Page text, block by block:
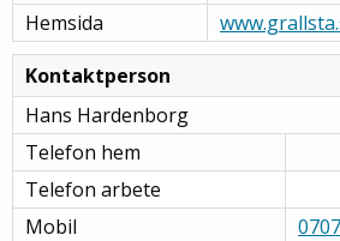
Hemsida
Kontaktperson
Hans Hardenborg
Telefon hem
Telefon arbete
Mobil